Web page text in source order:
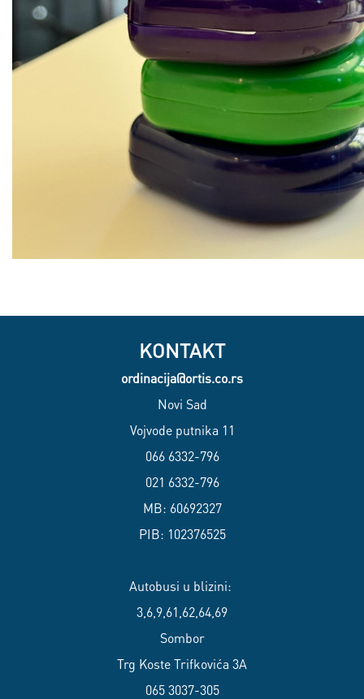
KONTAKT
ordinacija@ortis.co.rs
Novi Sad
Vojvode putnika 11
066 6332-796
021 6332-796
MB: 60692327
PIB: 102376525
Autobusi u blizini:
3,6,9,61,62,64,69
Sombor
Trg Koste Trifkovića 3A
065 3037-305